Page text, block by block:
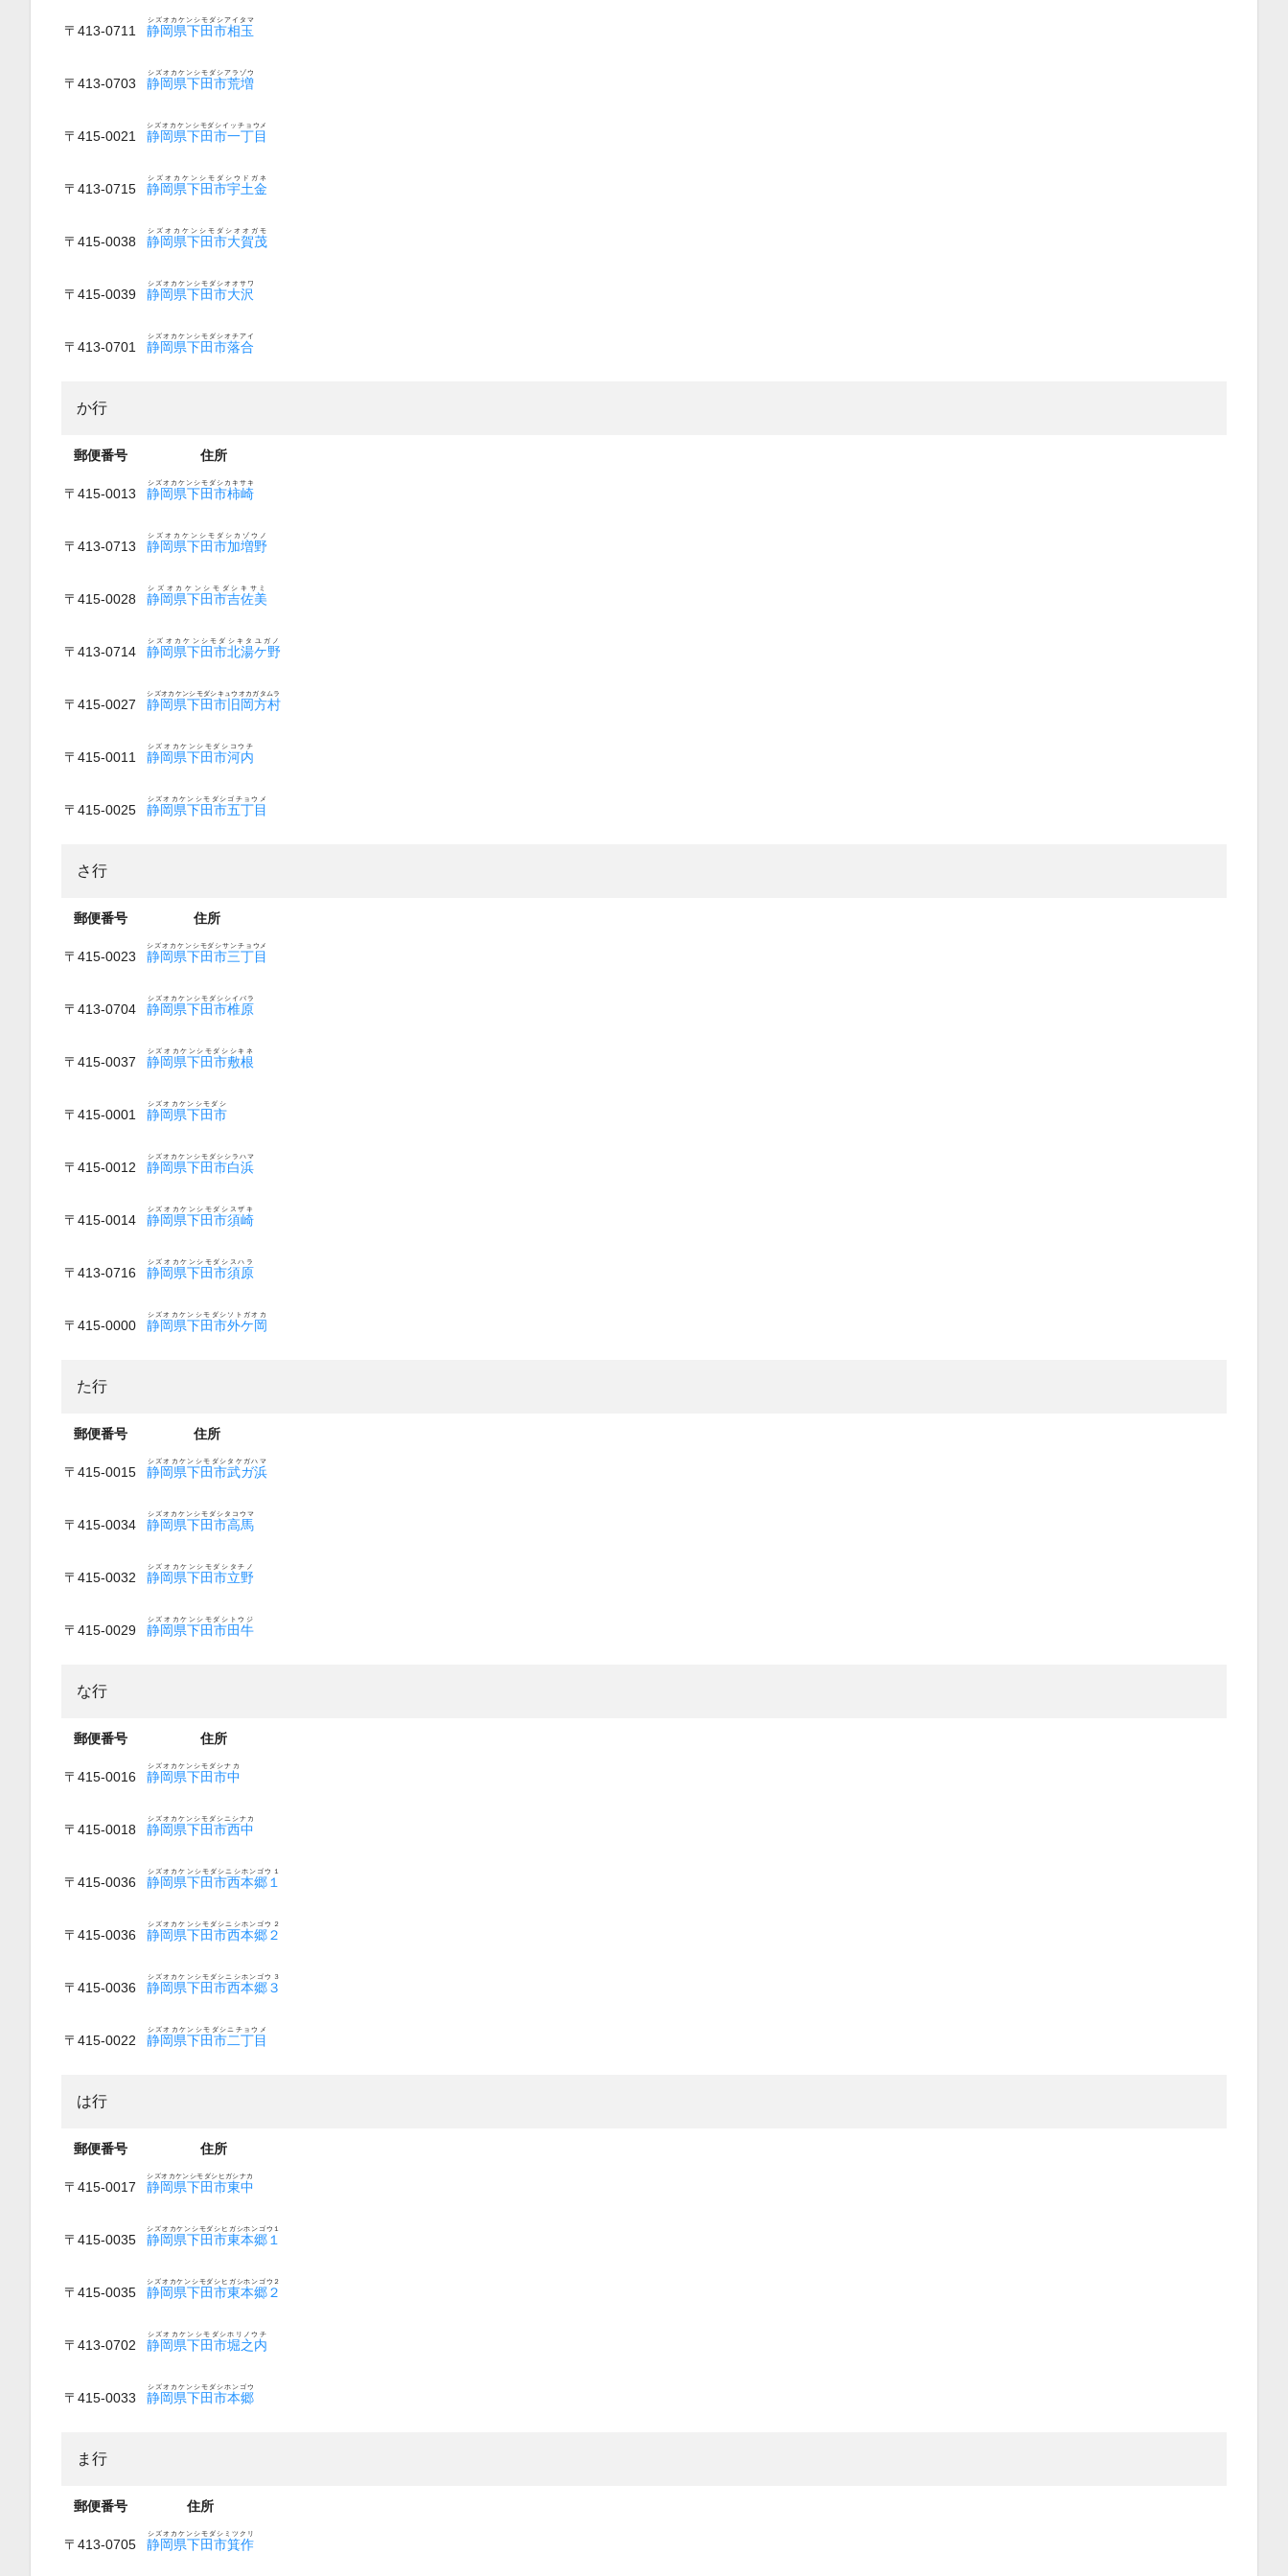
〒413-0711 静岡県下田市相玉
シズオカケンシモダシアイタマ
〒413-0703 静岡県下田市荒増
シズオカケンシモダシアラゾウ
〒415-0021 静岡県下田市一丁目
シズオカケンシモダシイッチョウメ
〒413-0715 静岡県下田市宇土金
シズオカケンシモダシウドガネ
〒415-0038 静岡県下田市大賀茂
シズオカケンシモダシオオガモ
〒415-0039 静岡県下田市大沢
シズオカケンシモダシオオサワ
〒413-0701 静岡県下田市落合
シズオカケンシモダシオチアイ
か行
郵便番号 住所
〒415-0013 静岡県下田市柿崎
シズオカケンシモダシカキサキ
〒413-0713 静岡県下田市加増野
シズオカケンシモダシカゾウノ
〒415-0028 静岡県下田市吉佐美
シズオカケンシモダシキサミ
〒413-0714 静岡県下田市北湯ケ野
シズオカケンシモダシキタユガノ
〒415-0027 静岡県下田市旧岡方村
シズオカケンシモダシキュウオカガタムラ
〒415-0011 静岡県下田市河内
シズオカケンシモダシコウチ
〒415-0025 静岡県下田市五丁目
シズオカケンシモダシゴチョウメ
さ行
郵便番号 住所
〒415-0023 静岡県下田市三丁目
シズオカケンシモダシサンチョウメ
〒413-0704 静岡県下田市椎原
シズオカケンシモダシシイバラ
〒415-0037 静岡県下田市敷根
シズオカケンシモダシシキネ
〒415-0001 静岡県下田市
シズオカケンシモダシ
〒415-0012 静岡県下田市白浜
シズオカケンシモダシシラハマ
〒415-0014 静岡県下田市須崎
シズオカケンシモダシスザキ
〒413-0716 静岡県下田市須原
シズオカケンシモダシスハラ
〒415-0000 静岡県下田市外ケ岡
シズオカケンシモダシソトガオカ
た行
郵便番号 住所
〒415-0015 静岡県下田市武ガ浜
シズオカケンシモダシタケガハマ
〒415-0034 静岡県下田市高馬
シズオカケンシモダシタコウマ
〒415-0032 静岡県下田市立野
シズオカケンシモダシタチノ
〒415-0029 静岡県下田市田牛
シズオカケンシモダシトウジ
な行
郵便番号 住所
〒415-0016 静岡県下田市中
シズオカケンシモダシナカ
〒415-0018 静岡県下田市西中
シズオカケンシモダシニシナカ
〒415-0036 静岡県下田市西本郷１
シズオカケンシモダシニシホンゴウ１
〒415-0036 静岡県下田市西本郷２
シズオカケンシモダシニシホンゴウ２
〒415-0036 静岡県下田市西本郷３
シズオカケンシモダシニシホンゴウ３
〒415-0022 静岡県下田市二丁目
シズオカケンシモダシニチョウメ
は行
郵便番号 住所
〒415-0017 静岡県下田市東中
シズオカケンシモダシヒガシナカ
〒415-0035 静岡県下田市東本郷１
シズオカケンシモダシヒガシホンゴウ１
〒415-0035 静岡県下田市東本郷２
シズオカケンシモダシヒガシホンゴウ２
〒413-0702 静岡県下田市堀之内
シズオカケンシモダシホリノウチ
〒415-0033 静岡県下田市本郷
シズオカケンシモダシホンゴウ
ま行
郵便番号 住所
〒413-0705 静岡県下田市箕作
シズオカケンシモダシミツクリ